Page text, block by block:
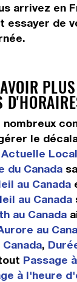
arrivez en
essayer de
nombreux
le
du Canada
au Canada
au Canada
au Canada
au
,
Passage
à l'heure